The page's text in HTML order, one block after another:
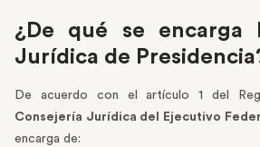
¿De qué se encarga
Jurídica de
De acuerdo con el artículo 1 del
Consejería Jurídica del Ejecutivo
encarga de: